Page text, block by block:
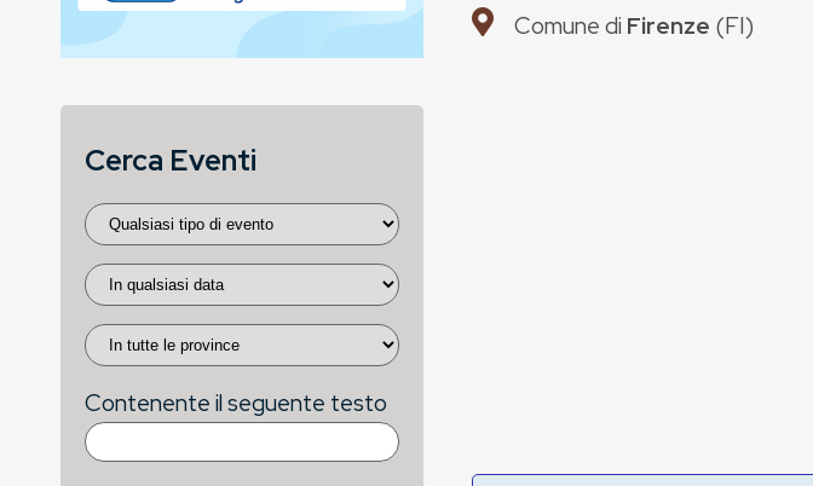
Comune di Firenze (FI)
Cerca Eventi
Contenente il seguente testo